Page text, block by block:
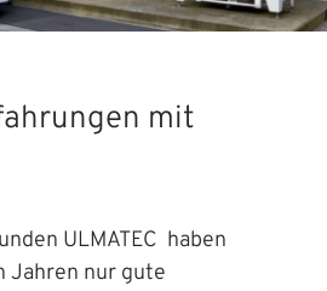
mit
ULMATEC haben
Jahren nur gute